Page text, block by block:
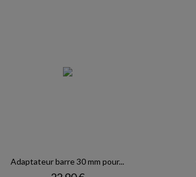
Adaptateur barre 30 mm pour...